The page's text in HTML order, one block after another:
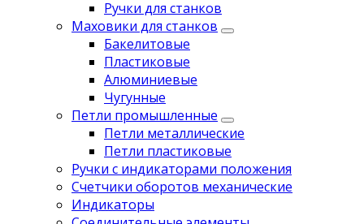
Ручки для станков
Маховики для станков
Бакелитовые
Пластиковые
Алюминиевые
Чугунные
Петли промышленные
Петли металлические
Петли пластиковые
Ручки с индикаторами положения
Счетчики оборотов механические
Индикаторы